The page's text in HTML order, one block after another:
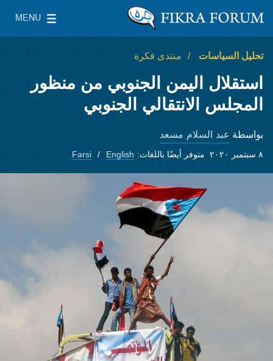
معهد واشنطن لسياسات الشرق الأدنى
MENU
Main Menu
تحليل السياسات منتدى فكرة
استقلال اليمن الجنوبي من منظور
المجلس الانتقالي الجنوبي
بواسطة عبد السلام مسعد
٨ سبتمبر ٢٠٢٠ متوفر أيضًا باللغات: English
Farsi